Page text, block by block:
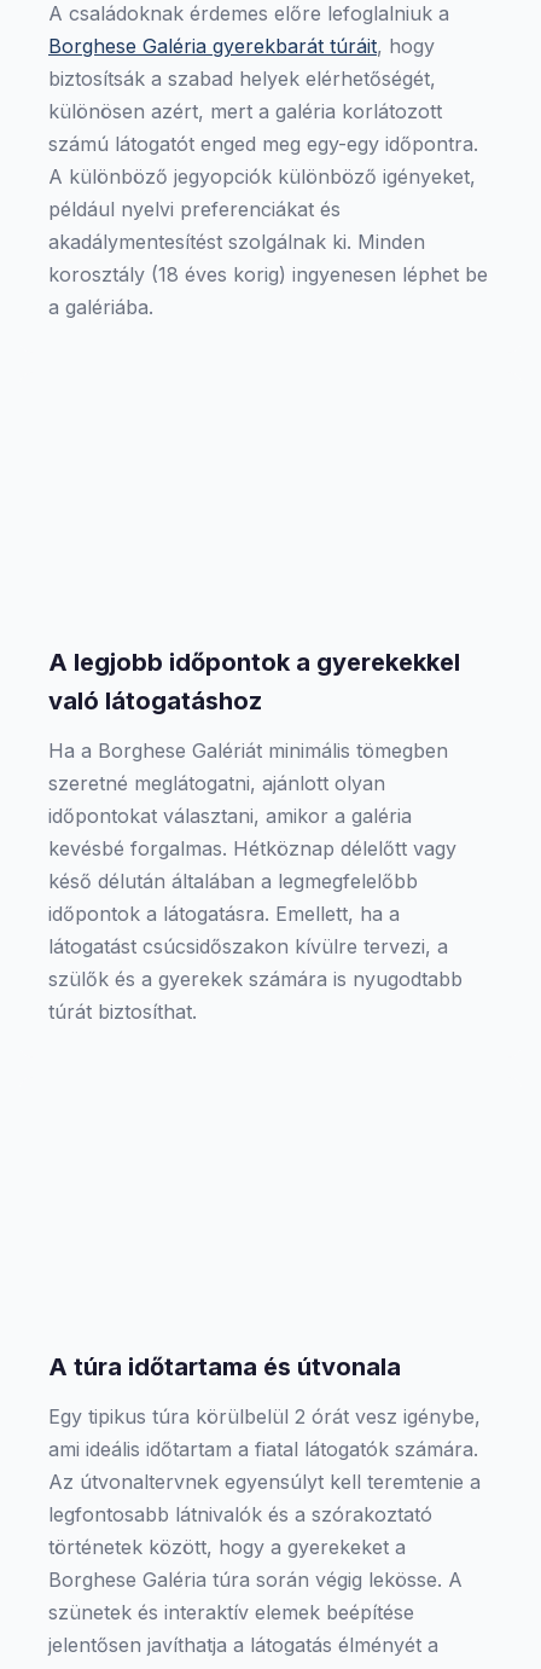
A családoknak érdemes előre lefoglalniuk a
Borghese Galéria gyerekbarát túráit, hogy
biztosítsák a szabad helyek elérhetőségét,
különösen azért, mert a galéria korlátozott
számú látogatót enged meg egy-egy időpontra.
A különböző jegyopciók különböző igényeket,
például nyelvi preferenciákat és
akadálymentesítést szolgálnak ki. Minden
korosztály (18 éves korig) ingyenesen léphet be
a galériába.
A legjobb időpontok a gyerekekkel
való látogatáshoz
Ha a Borghese Galériát minimális tömegben
szeretné meglátogatni, ajánlott olyan
időpontokat választani, amikor a galéria
kevésbé forgalmas. Hétköznap délelőtt vagy
késő délután általában a legmegfelelőbb
időpontok a látogatásra. Emellett, ha a
látogatást csúcsidőszakon kívülre tervezi, a
szülők és a gyerekek számára is nyugodtabb
túrát biztosíthat.
A túra időtartama és útvonala
Egy tipikus túra körülbelül 2 órát vesz igénybe,
ami ideális időtartam a fiatal látogatók számára.
Az útvonaltervnek egyensúlyt kell teremtenie a
legfontosabb látnivalók és a szórakoztató
történetek között, hogy a gyerekeket a
Borghese Galéria túra során végig lekösse. A
szünetek és interaktív elemek beépítése
jelentősen javíthatja a látogatás élményét a